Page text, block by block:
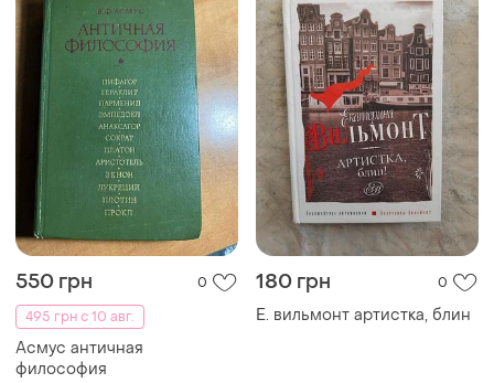
550 грн
0
495 грн с 10 авг.
Асмус античная
философия
180 грн 0
Е. вильмонт артистка, блин